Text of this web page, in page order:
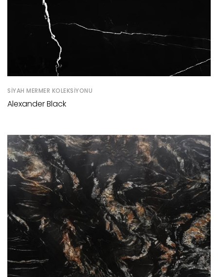
SIYAH MERMER KOLEKSIYONU
Alexander Black